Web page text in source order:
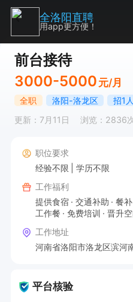
前台接待
3000-5000 元/月
全职 洛阳-洛龙区
招1人
更新：7月11日
浏览：2836
职位要求
经验不限
学历不限
工作福利
提供食宿
交通补助 餐补
工作餐
免费培训 晋升
工作地址
河南省洛阳市洛龙区滨河
平台核验
全洛阳直聘
用app更方便！